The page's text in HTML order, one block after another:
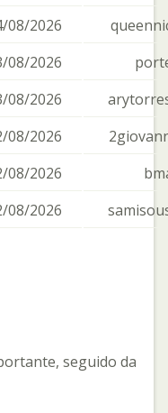
08/2026
08/2026
08/2026
08/2026
08/2026
08/2026
seguido da